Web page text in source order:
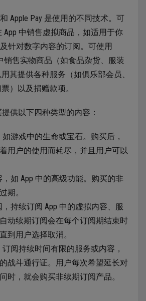
Apple Pay 是使用的不同技术。可
App 中销售虚拟商品，如适用于你
针对数字内容的订阅。可使用
销售实物商品（如食品杂货、服装
其提供各种服务（如俱乐部会员、
）以及捐赠款项。
供以下四种类型的内容：
游戏中的生命或宝石。购买后，
用户的使用而耗尽，并且用户可以
如 App 中的高级功能。购买的非
期。
持续订阅 App 中的虚拟内容、服
动续期订阅会在每个订阅期结束时
到用户选择取消。
阅持续时间有限的服务或内容，
战斗通行证。用户每次希望延长对
时，就会购买非续期订阅产品。